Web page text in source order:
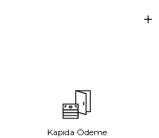
Kapıda Ödeme